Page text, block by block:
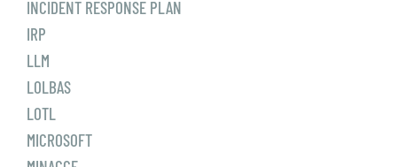
INCIDENT RESPONSE PLAN
IRP
LLM
LOLBAS
LOTL
MICROSOFT